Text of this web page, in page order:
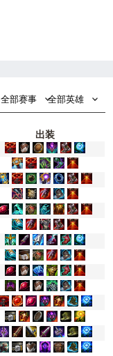
全部赛事 全部英雄
出装